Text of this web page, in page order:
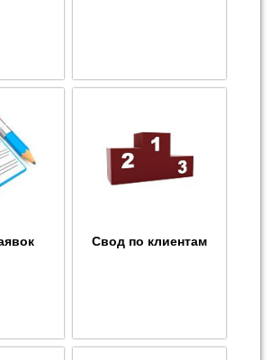
Свод по клиентам